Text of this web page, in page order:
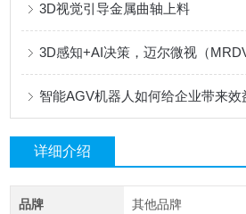
3D视觉引导金属曲轴上料
智能AGV机器人如何给企业带来效
详细介绍
品牌 其他品牌